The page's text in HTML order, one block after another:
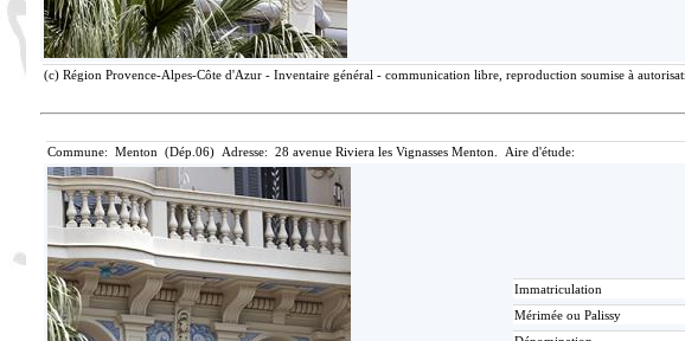
(c) Région Provence-Alpes-Côte d'Azur - Inventaire général - communication libre, reproduction soumise à
Commune: Menton (Dép.06) Adresse: 28 avenue Riviera les Vignasses Menton. Aire d'étude:
Immatriculation
Mérimée ou Palissy